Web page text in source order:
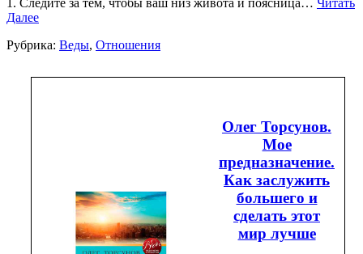
Далее
Рубрика: Веды, Отношения
Олег Торсунов.
Мое
предназначение.
Как заслужить
большего и
сделать этот
мир лучше